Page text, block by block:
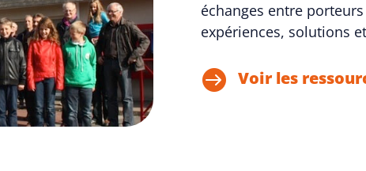
échanges entre
expériences, solutions
 Voir les